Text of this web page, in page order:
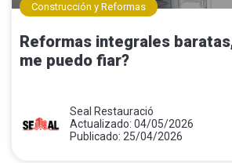
Construcción y Reformas
Reformas integrales
me puedo fiar?
Seal Restauració
Actualizado: 04/05/2026
Publicado: 25/04/2026